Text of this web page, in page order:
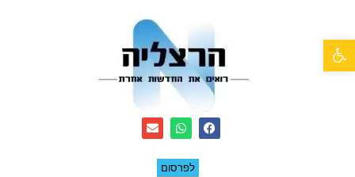
לפרסום
פתח סרגל נגישות